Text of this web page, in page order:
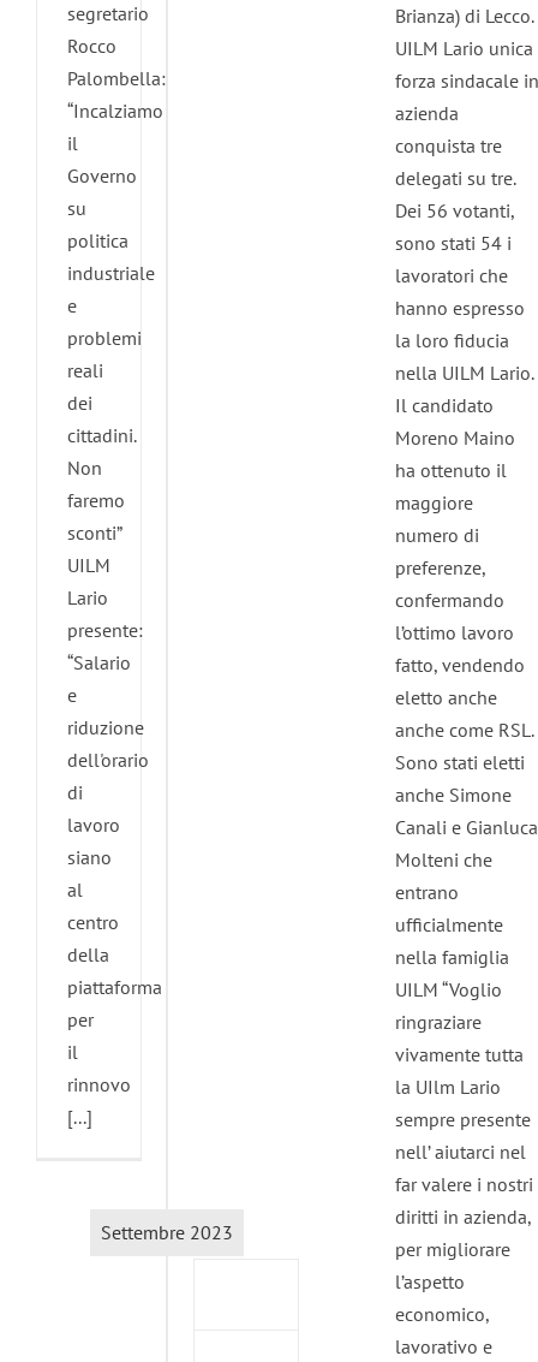
segretario
Rocco
Palombella:
“Incalziamo
il
Governo
su
politica
industriale
e
problemi
reali
dei
cittadini.
Non
faremo
sconti”
UILM
Lario
presente:
“Salario
e
riduzione
dell'orario
di
lavoro
siano
al
centro
della
piattaforma
per
il
rinnovo
[...]
Settembre 2023
è il
Brianza) di Lecco.
UILM Lario unica
forza sindacale in
azienda
conquista tre
delegati su tre.
Dei 56 votanti,
sono stati 54 i
lavoratori che
hanno espresso
la loro fiducia
nella UILM Lario.
Il candidato
Moreno Maino
ha ottenuto il
maggiore
numero di
preferenze,
confermando
l’ottimo lavoro
fatto, vendendo
eletto anche
anche come RSL.
Sono stati eletti
anche Simone
Canali e Gianluca
Molteni che
entrano
ufficialmente
nella famiglia
UILM “Voglio
ringraziare
vivamente tutta
la UIlm Lario
sempre presente
nell’ aiutarci nel
far valere i nostri
diritti in azienda,
per migliorare
l’aspetto
economico,
lavorativo e